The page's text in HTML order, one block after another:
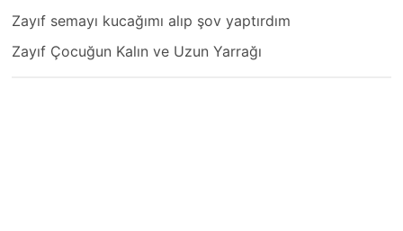
Zayıf semayı kucağımı alıp şov yaptırdım
Zayıf Çocuğun Kalın ve Uzun Yarrağı